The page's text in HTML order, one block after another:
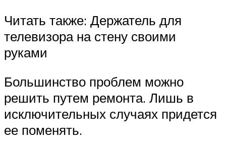
Читать также: Держатель для
телевизора на стену своими
руками
Большинство проблем можно
решить путем ремонта. Лишь в
исключительных случаях придется
ее поменять.